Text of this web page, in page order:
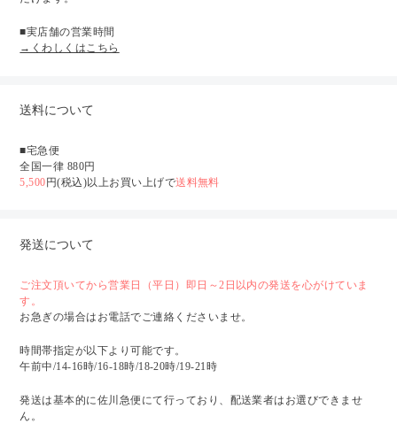
■実店舗の営業時間
→くわしくはこちら
送料について
■宅急便
全国一律 880円
5,500 円(税込)以上お買い上げで送料無料
発送について
ご注文頂いてから営業日（平日）即日～2日以内の発送を心がけていま
す。
お急ぎの場合はお電話でご連絡くださいませ。
時間帯指定が以下より可能です。
午前中/14-16時/16-18時/18-20時/19-21時
発送は基本的に佐川急便にて行っており、配送業者はお選びできませ
ん。